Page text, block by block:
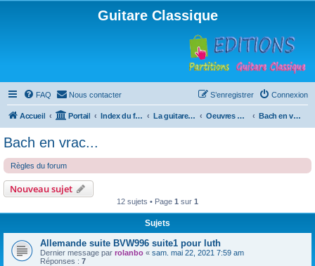
Guitare Classique
FAQ Nous contacter Connexion
S’enregistrer
Accueil Portail Index du forum La guitare : instrument, cours et théorie Oeuvres à la loupe Bach en vrac...
Bach en vrac...
Règles du forum
Nouveau sujet
12 sujets • Page 1 sur 1
Sujets
Allemande suite BVW996 suite1 pour luth
Dernier message par rolanbo « sam. mai 22, 2021 7:59 am
Réponses : 7